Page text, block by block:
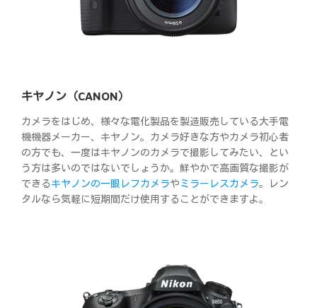
キヤノン（CANON）
カメラをはじめ、様々な電化製品を製造販売している大手電
機機器メーカー、キヤノン。カメラ好きな方やカメラ初心者
の方でも、一度はキヤノンのカメラで撮影してみたい、とい
う方は多いのではないでしょうか。鮮やかで高画質な撮影が
できるキヤノンの一眼レフカメラやミラーレスカメラ。レン
タルなら気軽に短期間だけ使用することができますよ。